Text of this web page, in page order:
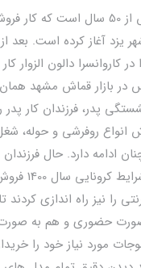
بیش از 50 سال است که
یزد آغاز کرده است. بعد
در کاروانسرا دالون الزوار
بازار قماش مشهد همان
پدر، فرزندان کار پدر
ادامه دارد. حال فرزندان
در شرایط
را نیز راه اندازی
حضوری و هم به
مورد نیاز خود را